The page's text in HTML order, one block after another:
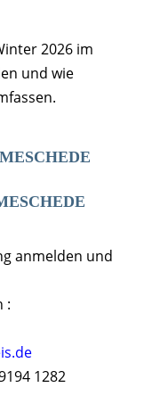
2026 im
und wie
anmelden und
:
1282